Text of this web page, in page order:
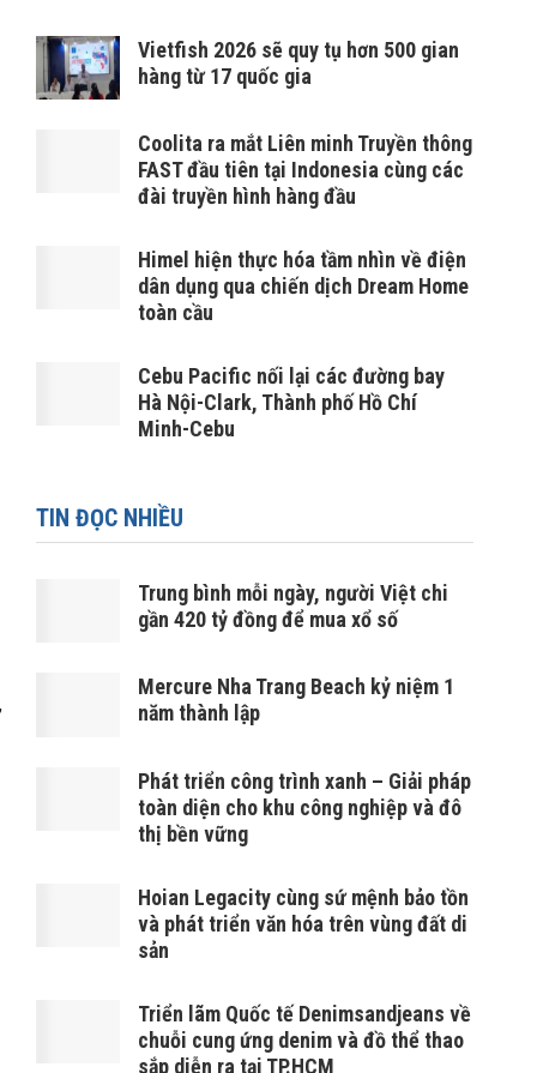
Vietfish 2026 sẽ quy tụ hơn 500 gian
hàng từ 17 quốc gia
Coolita ra mắt Liên minh Truyền thông
FAST đầu tiên tại Indonesia cùng các
đài truyền hình hàng đầu
Himel hiện thực hóa tầm nhìn về điện
dân dụng qua chiến dịch Dream Home
toàn cầu
Cebu Pacific nối lại các đường bay
Hà Nội-Clark, Thành phố Hồ Chí
Minh-Cebu
TIN ĐỌC NHIỀU
Trung bình mỗi ngày, người Việt chi
gần 420 tỷ đồng để mua xổ số
Mercure Nha Trang Beach kỷ niệm 1
năm thành lập
Phát triển công trình xanh – Giải pháp
toàn diện cho khu công nghiệp và đô
thị bền vững
Hoian Legacity cùng sứ mệnh bảo tồn
và phát triển văn hóa trên vùng đất di
sản
Triển lãm Quốc tế Denimsandjeans về
chuỗi cung ứng denim và đồ thể thao
sắp diễn ra tại TP.HCM